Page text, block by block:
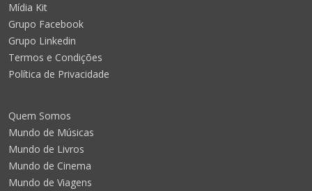
Mídia Kit
Grupo Facebook
Grupo Linkedin
Termos e Condições
Política de Privacidade
Quem Somos
Mundo de Músicas
Mundo de Livros
Mundo de Cinema
Mundo de Viagens